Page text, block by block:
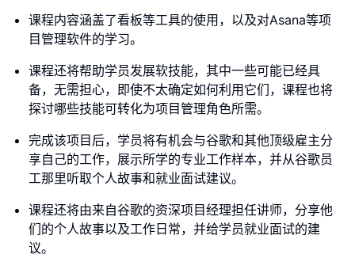
课程内容涵盖了看板等工具的使用，以及对Asana等项
目管理软件的学习。
课程还将帮助学员发展软技能，其中一些可能已经具
备，无需担心，即使不太确定如何利用它们，课程也将
探讨哪些技能可转化为项目管理角色所需。
完成该项目后，学员将有机会与谷歌和其他顶级雇主分
享自己的工作，展示所学的专业工作样本，并从谷歌员
工那里听取个人故事和就业面试建议。
课程还将由来自谷歌的资深项目经理担任讲师，分享他
们的个人故事以及工作日常，并给学员就业面试的建
议。